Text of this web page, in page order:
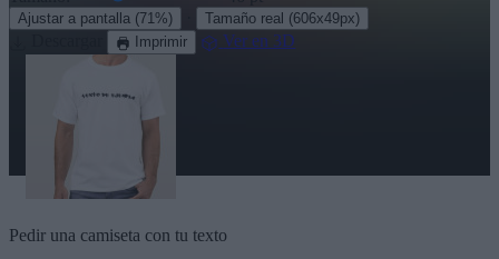
Ajustar a pantalla (71%) Tamaño real (606x49px)
Imprimir Ver en 3D
Pedir una camiseta con tu texto